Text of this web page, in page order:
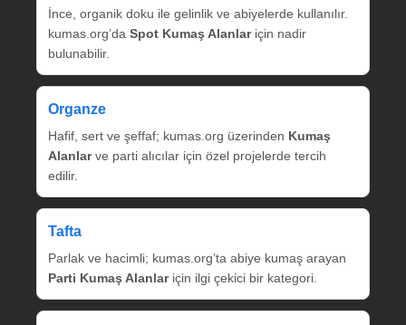
İnce, organik doku ile gelinlik ve abiyelerde kullanılır.
kumas.org’da Spot Kumaş Alanlariçin nadir
bulunabilir.
Organze
Hafif, sert ve şeffaf; kumas.org üzerinden Kumaş
Alanlarve parti alıcılar için özel projelerde tercih
edilir.
Tafta
Parlak ve hacimli; kumas.org’ta abiye kumaş arayan
Parti Kumaş Alanlariçin ilgi çekici bir kategori.